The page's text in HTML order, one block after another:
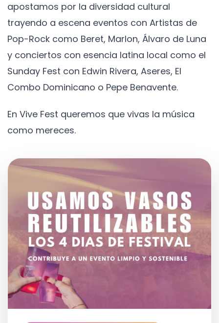
apostamos por la diversidad cultural
trayendo a escena eventos con Artistas de
Pop-Rock como Beret, Marlon, Álvaro de Luna
y conciertos con esencia latina local como el
Sunday Fest con Edwin Rivera, Aseres, El
Combo Dominicano o Pepe Benavente.
En Vive Fest queremos que vivas la música
como mereces.